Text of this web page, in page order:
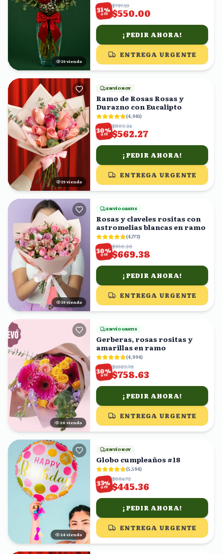
20 viendo
31%
OFF
$797.10
$550.00
¡PEDIR AHORA!
ENTREGA URGENTE
19 viendo
ENVÍO HOY
Ramo de Rosas Rosas y
Durazno con Eucalipto
(4,961)
30%
OFF
$803.24
$562.27
¡PEDIR AHORA!
ENTREGA URGENTE
19 viendo
ENVÍO GRATIS
Rosas y claveles rositas con
astromelias blancas en ramo
(4,773)
30%
OFF
$956.26
$669.38
¡PEDIR AHORA!
ENTREGA URGENTE
20 viendo
ENVÍO GRATIS
Gerberas, rosas rositas y
amarillas en ramo
(4,994)
30%
OFF
$1083.76
$758.63
¡PEDIR AHORA!
ENTREGA URGENTE
23 viendo
ENVÍO HOY
Globo cumpleaños #18
(5,594)
33%
OFF
$664.72
$445.36
¡PEDIR AHORA!
ENTREGA URGENTE